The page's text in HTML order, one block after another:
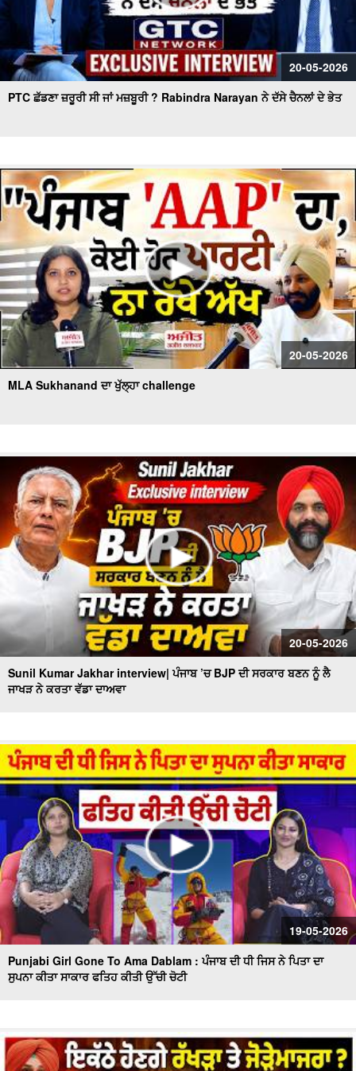
20-05-2026
PTC ਛੱਡਣਾ ਜ਼ਰੂਰੀ ਸੀ ਜਾਂ ਮਜ਼ਬੂਰੀ ? Rabindra Narayan ਨੇ ਦੱਸੇ ਚੈਨਲਾਂ ਦੇ ਭੇਤ
20-05-2026
MLA Sukhanand ਦਾ ਖੁੱਲ੍ਹਾ challenge
20-05-2026
Sunil Kumar Jakhar interview| ਪੰਜਾਬ ’ਚ BJP ਦੀ ਸਰਕਾਰ ਬਣਨ ਨੂੰ ਲੈ
ਜਾਖੜ ਨੇ ਕਰਤਾ ਵੱਡਾ ਦਾਅਵਾ
19-05-2026
Punjabi Girl Gone To Ama Dablam : ਪੰਜਾਬ ਦੀ ਧੀ ਜਿਸ ਨੇ ਪਿਤਾ ਦਾ
ਸੁਪਨਾ ਕੀਤਾ ਸਾਕਾਰ ਫਤਿਹ ਕੀਤੀ ਉੱਚੀ ਚੋਟੀ